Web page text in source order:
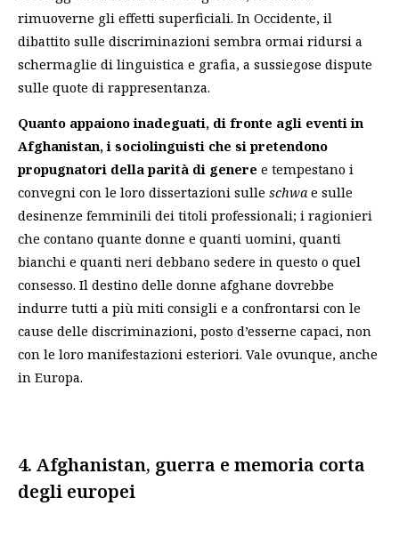
rimuoverne gli effetti superficiali. In Occidente, il
dibattito sulle discriminazioni sembra ormai ridursi a
schermaglie di linguistica e grafia, a sussiegose dispute
sulle quote di rappresentanza.
Quanto appaiono inadeguati, di fronte agli eventi in
Afghanistan, i sociolinguisti che si pretendono
propugnatori della parità di genere e tempestano i
convegni con le loro dissertazioni sulle schwae sulle
desinenze femminili dei titoli professionali; i ragionieri
che contano quante donne e quanti uomini, quanti
bianchi e quanti neri debbano sedere in questo o quel
consesso. Il destino delle donne afghane dovrebbe
indurre tutti a più miti consigli e a confrontarsi con le
cause delle discriminazioni, posto d’esserne capaci, non
con le loro manifestazioni esteriori. Vale ovunque, anche
in Europa.
4. Afghanistan, guerra e memoria corta
degli europei